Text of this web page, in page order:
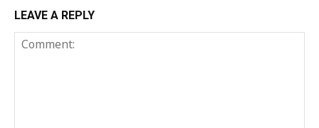
LEAVE A REPLY